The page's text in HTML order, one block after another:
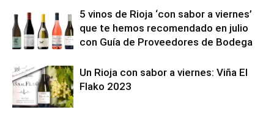
5 vinos de Rioja ‘con sabor a viernes’
que te hemos recomendado en julio
con Guía de Proveedores de Bodega
Un Rioja con sabor a viernes: Viña El
Flako 2023